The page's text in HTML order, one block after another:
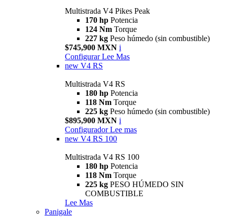
Multistrada V4 Pikes Peak
170 hp Potencia
124 Nm Torque
227 kg Peso húmedo (sin combustible)
$745,900 MXN i
Configurar Lee Mas
new V4 RS
Multistrada V4 RS
180 hp Potencia
118 Nm Torque
225 kg Peso húmedo (sin combustible)
$895,900 MXN i
Configurador Lee mas
new V4 RS 100
Multistrada V4 RS 100
180 hp Potencia
118 Nm Torque
225 kg PESO HÚMEDO SIN
COMBUSTIBLE
Lee Mas
Panigale